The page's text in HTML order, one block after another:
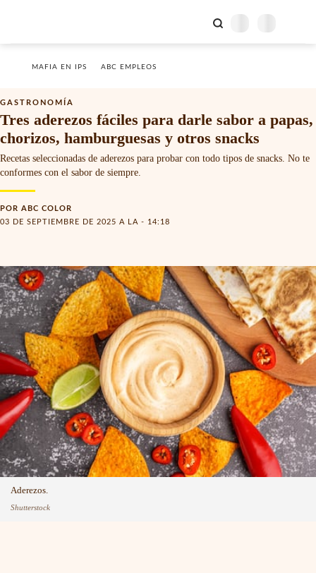
MAFIA EN IPS ABC EMPLEOS
GASTRONOMÍA
Tres aderezos fáciles para darle sabor a papas,
chorizos, hamburguesas y otros snacks
Recetas seleccionadas de aderezos para probar con todo tipos de snacks. No te
conformes con el sabor de siempre.
POR ABC COLOR
03 DE SEPTIEMBRE DE 2025 A LA - 14:18
Aderezos.
Shutterstock